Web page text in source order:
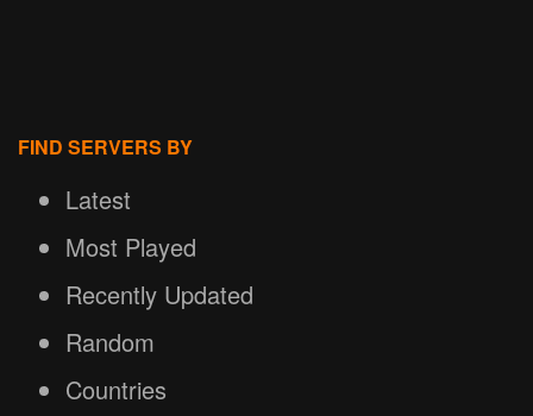
FIND SERVERS BY
Latest
Most Played
Recently Updated
Random
Countries